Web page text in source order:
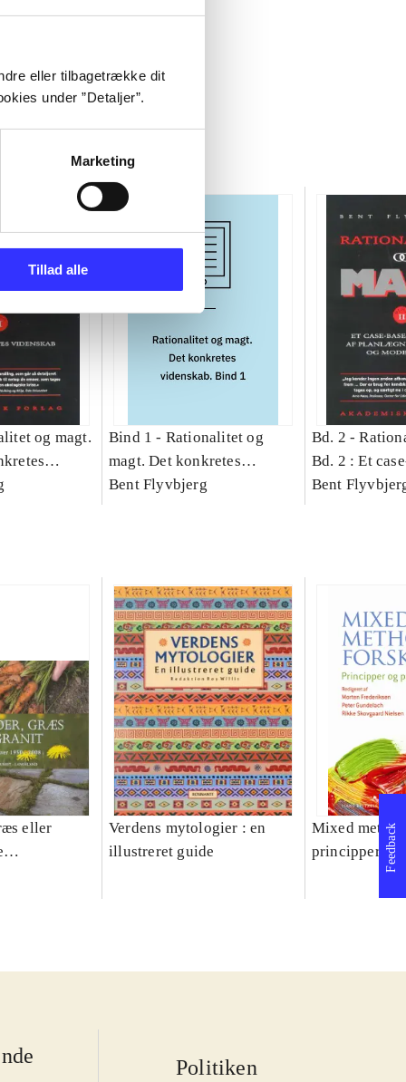
eller tilbagetrække dit
under ”Detaljer”.
Marketing
Tillad alle
og magt.
Bind 1 - Rationalitet og
magt. Det konkretes
videnskab. Bind 1
Bent Flyvbjerg
Bd. 2 -
Bd. 2 : Et
studie af
Bent
eller
Verdens mytologier : en
illustreret guide
Mixed
principper og
Politiken
Feedback